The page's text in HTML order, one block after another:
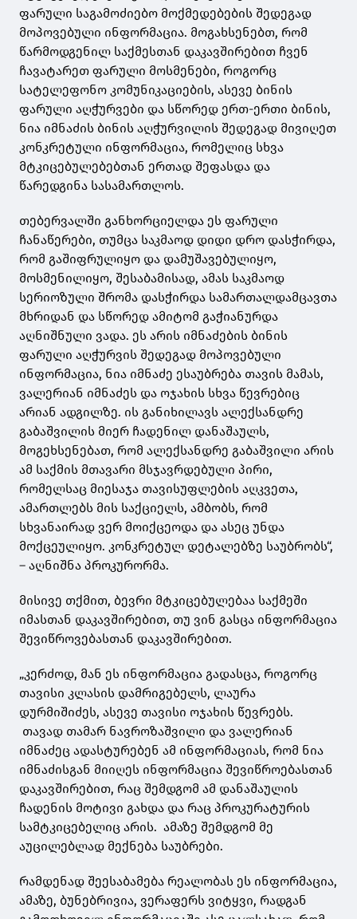
ფარული საგამოძიებო მოქმედებების შედეგად
მოპოვებული ინფორმაცია. მოგახსენებთ, რომ
წარმოდგენილ საქმესთან დაკავშირებით ჩვენ
ჩავატარეთ ფარული მოსმენები, როგორც
სატელეფონო კომუნიკაციების, ასევე ბინის
ფარული აღჭურვები და სწორედ ერთ-ერთი ბინის,
ნია იმნაძის ბინის აღჭურვილის შედეგად მივიღეთ
კონკრეტული ინფორმაცია, რომელიც სხვა
მტკიცებულებებთან ერთად შეფასდა და
წარედგინა სასამართლოს.
თებერვალში განხორციელდა ეს ფარული
ჩანაწერები, თუმცა საკმაოდ დიდი დრო დასჭირდა,
რომ გაშიფრულიყო და დამუშავებულიყო,
მოსმენილიყო, შესაბამისად, ამას საკმაოდ
სერიოზული შრომა დასჭირდა სამართალდამცავთა
მხრიდან და სწორედ ამიტომ გაჭიანურდა
აღნიშნული ვადა. ეს არის იმნაძების ბინის
ფარული აღჭურვის შედეგად მოპოვებული
ინფორმაცია, ნია იმნაძე ესაუბრება თავის მამას,
ვალერიან იმნაძეს და ოჯახის სხვა წევრებიც
არიან ადგილზე. ის განიხილავს ალექსანდრე
გაბაშვილის მიერ ჩადენილ დანაშაულს,
მოგეხსენებათ, რომ ალექსანდრე გაბაშვილი არის
ამ საქმის მთავარი მსჯავრდებული პირი,
რომელსაც მიესაჯა თავისუფლების აღკვეთა,
ამართლებს მის საქციელს, ამბობს, რომ
სხვანაირად ვერ მოიქცეოდა და ასეც უნდა
მოქცეულიყო. კონკრეტულ დეტალებზე საუბრობს“,
– აღნიშნა პროკურორმა.
მისივე თქმით, ბევრი მტკიცებულებაა საქმეში
იმასთან დაკავშირებით, თუ ვინ გასცა ინფორმაცია
შევიწროვებასთან დაკავშირებით.
„კერძოდ, მან ეს ინფორმაცია გადასცა, როგორც
თავისი კლასის დამრიგებელს, ლაურა
დურმიშიძეს, ასევე თავისი ოჯახის წევრებს.
თავად თამარ ნავროზაშვილი და ვალერიან
იმნაძეც ადასტურებენ ამ ინფორმაციას, რომ ნია
იმნაძისგან მიიღეს ინფორმაცია შევიწროებასთან
დაკავშირებით, რაც შემდგომ ამ დანაშაულის
ჩადენის მოტივი გახდა და რაც პროკურატურის
სამტკიცებელიც არის. ამაზე შემდგომ მე
აუცილებლად მექნება საუბრები.
რამდენად შეესაბამება რეალობას ეს ინფორმაცია,
ამაზე, ბუნებრივია, ვერაფერს ვიტყვი, რადგან